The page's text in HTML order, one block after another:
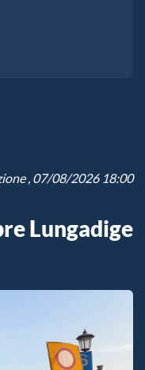
, 07/08/2026 18:00
Lungadige